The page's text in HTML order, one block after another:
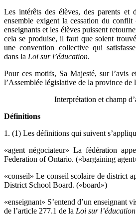
Les intérêts des élèves, des parents et
ensemble exigent la cessation du
enseignants et les élèves puissent
cela se produise, il faut que soient
une convention collective qui
dans la Loi sur l’éducation.
Pour ces motifs, Sa Majesté, sur l’avis
l’Assemblée législative de la province de
Interprétation et champ
Définitions
1. (1) Les définitions qui suivent
«agent négociateur» La fédération
Federation of Ontario. («bargaining
«conseil» Le conseil scolaire de district
District School Board. («board»)
«enseignant» S’entend d’un enseignant
de l’article 277.1 de la Loi sur l’éducation